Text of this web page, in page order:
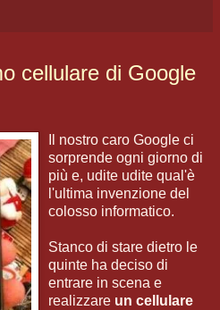
cellulare di Google
Il nostro caro Google ci
sorprende ogni giorno di
più e, udite udite qual'è
l'ultima invenzione del
colosso informatico.
Stanco di stare dietro le
quinte ha deciso di
entrare in scena e
realizzare un cellulare